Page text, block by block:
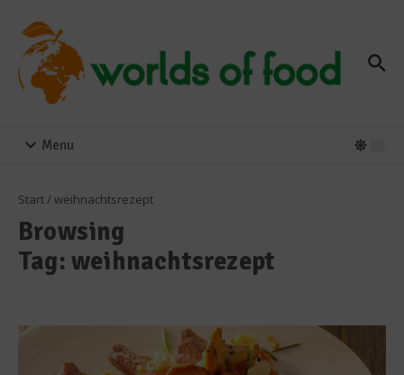
Menu
Start/ weihnachtsrezept
Browsing
Tag: weihnachtsrezept